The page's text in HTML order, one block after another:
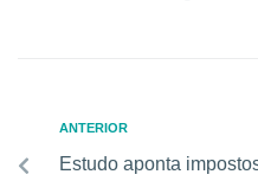
ANTERIOR
Estudo aponta